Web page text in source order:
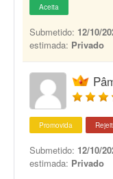
Aceita
Submetido: 12/10/
estimada: Privado
Promovida
Submetido: 12/10/
estimada: Privado